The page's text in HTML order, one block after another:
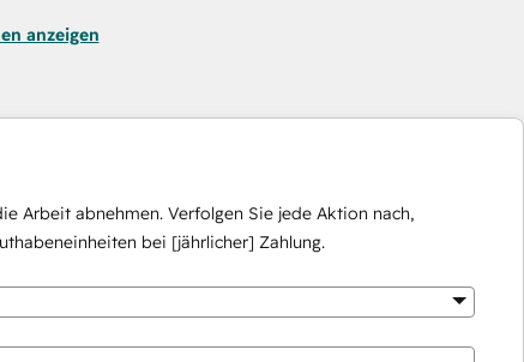
anzeigen
Arbeit abnehmen. Verfolgen Sie jede Aktion nach,
bei [jährlicher] Zahlung.